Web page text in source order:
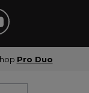
Pro Duo